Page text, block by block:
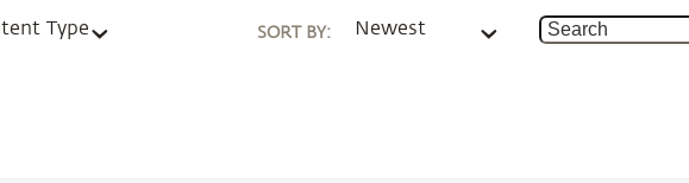
Type SORT BY: Newest